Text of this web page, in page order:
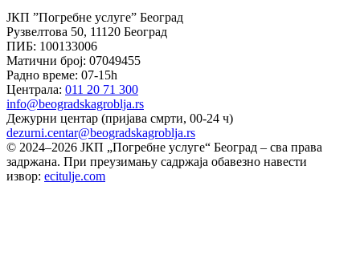
ЈКП ”Погребне услуге” Београд
Рузвелтова 50, 11120 Београд
ПИБ: 100133006
Матични број: 07049455
Радно време: 07-15h
Централа: 011 20 71 300
info@beogradskagroblja.rs
Дежурни центар (пријава смрти, 00-24 ч)
dezurni.centar@beogradskagroblja.rs
© 2024–2026 ЈКП „Погребне услуге“ Београд – сва права
задржана. При преузимању садржаја обавезно навести
извор: ecitulje.com